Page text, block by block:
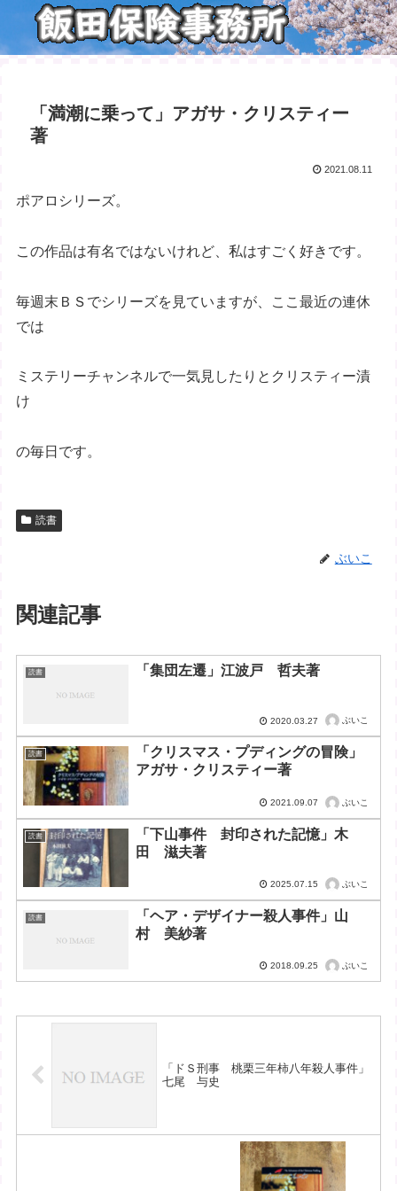
「満潮に乗って」アガサ・クリスティー
著
2021.08.11
ポアロシリーズ。
この作品は有名ではないけれど、私はすごく好きです。
毎週末ＢＳでシリーズを見ていますが、ここ最近の連休
では
ミステリーチャンネルで一気見したりとクリスティー漬
け
の毎日です。
読書
ぶいこ
関連記事
読書 「集団左遷」江波戸 哲夫著
2020.03.27 ぶいこ
読書
「クリスマス・プディングの冒険」
アガサ・クリスティー著
2021.09.07 ぶいこ
読書
「下山事件 封印された記憶」木
田 滋夫著
2025.07.15 ぶいこ
読書
「ヘア・デザイナー殺人事件」山
村 美紗著
2018.09.25 ぶいこ
「ドＳ刑事 桃栗三年柿八年殺人事件」
七尾 与史